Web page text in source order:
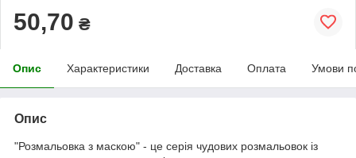
50,70 ₴
Опис Характеристики Доставка Оплата Умови
Опис
"Розмальовка з маскою" - це серія чудових розмальовок із